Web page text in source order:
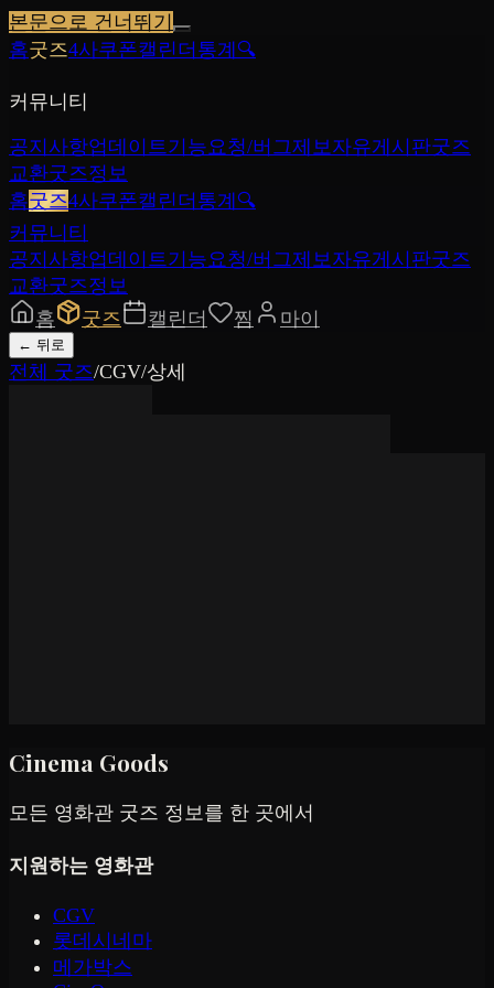
본문으로 건너뛰기
홈굿즈4사쿠폰캘린더 통계 🔍
커뮤니티
공지사항업데이트기능요청/버그제보자유게시판굿즈
교환굿즈정보
홈굿즈4사쿠폰캘린더 통계 🔍
커뮤니티
공지사항업데이트기능요청/버그제보자유게시판굿즈
교환굿즈정보
홈
굿즈 캘린더 찜 마이
← 뒤로
전체 굿즈/CGV/상세
Cinema Goods
모든 영화관 굿즈 정보를 한 곳에서
지원하는 영화관
CGV
롯데시네마
메가박스